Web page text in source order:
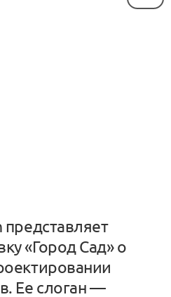
представляет
«Город Сад» о
Ее слоган —